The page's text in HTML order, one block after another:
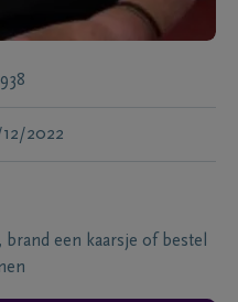
2022
een kaarsje of bestel